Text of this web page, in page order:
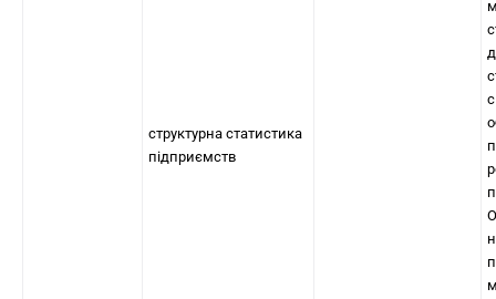
структурна статистика
підприємств